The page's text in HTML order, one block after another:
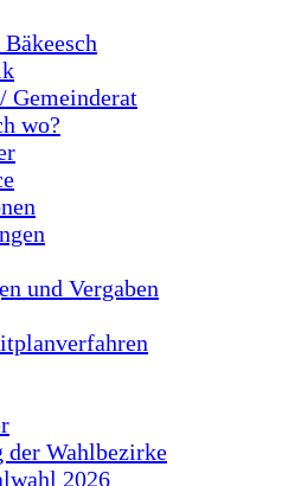
Gemeinderat
wo?
und Vergaben
Wahlbezirke
2026